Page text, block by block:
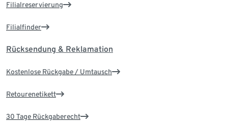
Filialreservierung
Filialfinder
Rücksendung & Reklamation
Kostenlose Rückgabe / Umtausch
Retourenetikett
30 Tage Rückgaberecht